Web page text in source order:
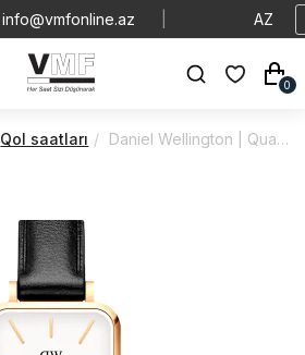
info@vmfonline.az AZ
0
Qol saatları Daniel Wellington | Quadro | Pressed | DW00100559